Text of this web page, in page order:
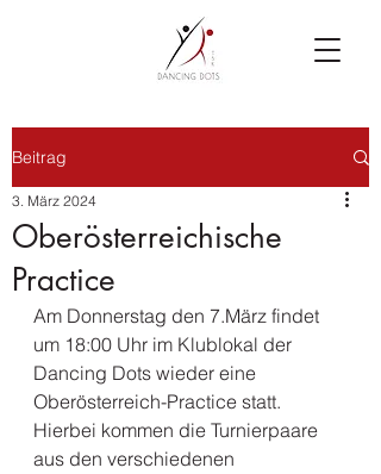
Beitrag
Oberösterreichische
Practice
3. März 2024
Am Donnerstag den 7.März findet
um 18:00 Uhr im Klublokal der
Dancing Dots wieder eine
Oberösterreich-Practice statt.
Hierbei kommen die Turnierpaare
aus den verschiedenen